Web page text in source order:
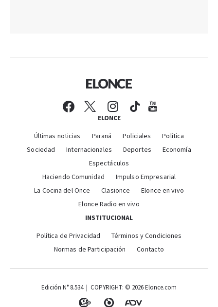
ELONCE
Últimas noticias Paraná Policiales
Política
Sociedad
Internacionales Deportes
Economía
Espectáculos
Haciendo Comunidad
Impulso Empresarial
La Cocina del Once
Clasionce
Elonce en vivo
Elonce Radio en vivo
INSTITUCIONAL
Política de Privacidad
Términos y Condiciones
Normas de Participación
Contacto
Edición N° 8.534 | COPYRIGHT: © 2026 Elonce.com